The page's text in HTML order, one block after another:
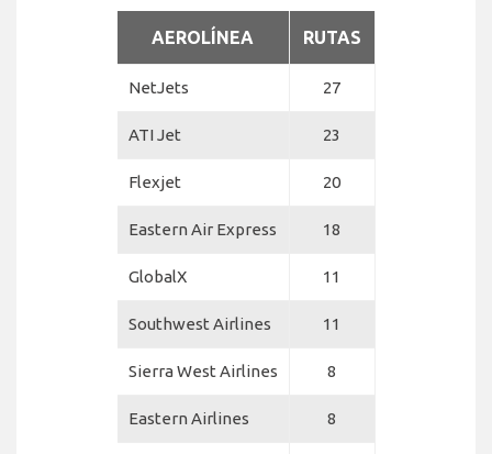
AEROLÍNEA RUTAS
NetJets 27
ATI Jet 23
Flexjet 20
Eastern Air Express 18
GlobalX 11
Southwest Airlines 11
Sierra West Airlines 8
Eastern Airlines 8